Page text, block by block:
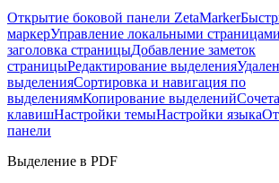
Открытие боковой панели ZetaMarker
маркерУправление локальными страницами
заголовка страницыДобавление заметок
страницыРедактирование выделения
выделенияСортировка и навигация по
выделениямКопирование выделений
клавишНастройки темыНастройки языка
панели
Выделение в PDF